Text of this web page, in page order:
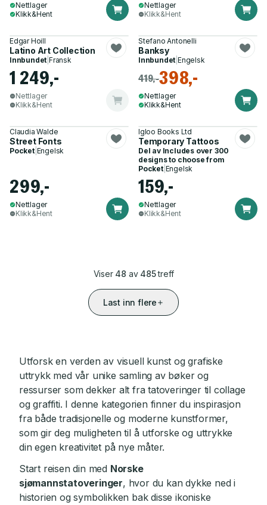
Nettlager
Klikk&Hent
Nettlager
Klikk&Hent
Edgar Hoill
Latino Art Collection
Innbundet |Fransk
1 249,-
Nettlager
Klikk&Hent
Stefano Antonelli
Banksy
Innbundet |Engelsk
419,-398,-
Nettlager
Klikk&Hent
Claudia Walde
Street Fonts
Pocket| Engelsk
299,-
Nettlager
Klikk&Hent
Igloo Books Ltd
Temporary Tattoos
Del av Includes over 300
designs to choose from
Pocket| Engelsk
159,-
Nettlager
Klikk&Hent
Viser 48 av 485treff
Last inn flere
Utforsk en verden av visuell kunst og grafiske
uttrykk med vår unike samling av bøker og
ressurser som dekker alt fra tatoveringer til collage
og graffiti. I denne kategorien finner du inspirasjon
fra både tradisjonelle og moderne kunstformer,
som gir deg muligheten til å utforske og uttrykke
din egen kreativitet på nye måter.
Start reisen din med Norske
sjømannstatoveringer, hvor du kan dykke ned i
historien og symbolikken bak disse ikoniske